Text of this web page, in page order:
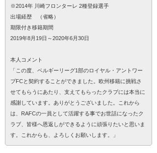
※2014年 川崎フロンターレ 2種登録選手
出場経歴 （省略）
期限付き移籍期間
2019年8月19日～2020年6月30日
本人コメント
「この度、ベルギーリーグ1部のロイヤル・アントワー
プFCと契約することができました。欧州移籍に挑戦さ
せてもらうにあたり、支えてもらったクラブには本当に
感謝しています。ありがとうございました。これから
は、RAFCの一員として活躍する事でお世話になったク
ラブ、皆様へ恩返しができるように頑張りたいと思いま
す。これからも、よろしくお願いします。」